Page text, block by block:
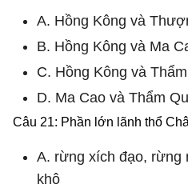
A. Hồng Kông và
B. Hồng Kông và Ma
C. Hồng Kông và
D. Ma Cao và Thẩm
Câu 21: Phần lớn lãnh thổ
A. rừng xích đạo, rừng
khô